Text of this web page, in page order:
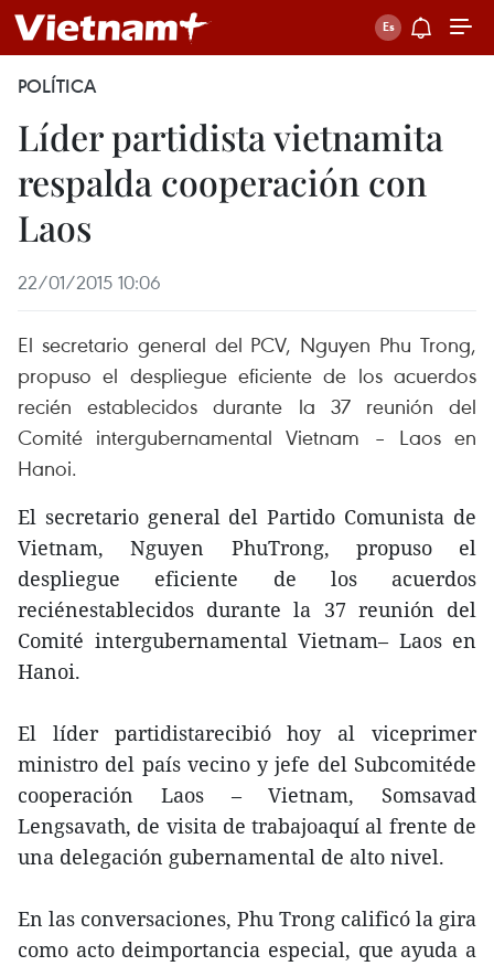
POLÍTICA
Líder partidista vietnamita
respalda cooperación con
Laos
22/01/2015 10:06
El secretario general del PCV, Nguyen Phu Trong,
propuso el despliegue eficiente de los acuerdos
recién establecidos durante la 37 reunión del
Comité intergubernamental Vietnam – Laos en
Hanoi.
El secretario general del Partido Comunista de
Vietnam, Nguyen PhuTrong, propuso el
despliegue eficiente de los acuerdos
reciénestablecidos durante la 37 reunión del
Comité intergubernamental Vietnam– Laos en
Hanoi.
El líder partidistarecibió hoy al viceprimer
ministro del país vecino y jefe del Subcomitéde
cooperación Laos – Vietnam, Somsavad
Lengsavath, de visita de trabajoaquí al frente de
una delegación gubernamental de alto nivel.
En las conversaciones, Phu Trong calificó la gira
como acto deimportancia especial, que ayuda a